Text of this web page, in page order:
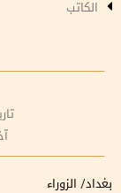
الكاتب
بغداد/ الزوراء